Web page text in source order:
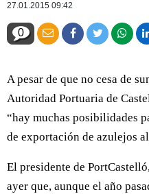
27.01.2015 09:42
0
A pesar de que no cesa de
Autoridad Portuaria de
“hay muchas posibilidades
de exportación de azulejos
El presidente de
ayer que, aunque el año